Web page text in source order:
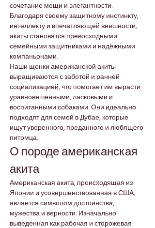
сочетание мощи и элегантности.
Благодаря своему защитному инстинкту,
интеллекту и впечатляющей внешности,
акиты становятся превосходными
семейными защитниками и надёжными
компаньонами.
Наши щенки американской акиты
выращиваются с заботой и ранней
социализацией, что помогает им вырасти
уравновешенными, ласковыми и
воспитанными собаками. Они идеально
подходят для семей в Дубае, которые
ищут уверенного, преданного и любящего
питомца.
О породе американская
акита
Американская акита, происходящая из
Японии и усовершенствованная в США,
является символом достоинства,
мужества и верности. Изначально
выведенная как рабочая и сторожевая